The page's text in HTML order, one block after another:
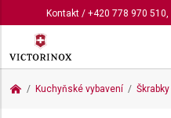
Kontakt/ +420 778 970 510,
Kuchyňské vybavení Škrabky